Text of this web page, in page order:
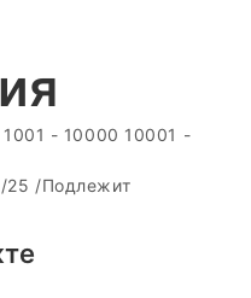
1001 - 10000 10001 -
25 /Подлежит